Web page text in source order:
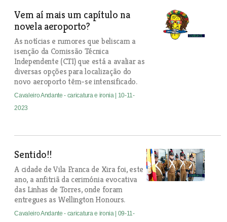
Vem aí mais um capítulo na
novela aeroporto?
As notícias e rumores que beliscam a
isenção da Comissão Técnica
Independente (CTI) que está a avaliar as
diversas opções para localização do
novo aeroporto têm-se intensificado.
Cavaleiro Andante - caricatura e ironia
| 10-11-
2023
Sentido!!
A cidade de Vila Franca de Xira foi, este
ano, a anfitriã da cerimónia evocativa
das Linhas de Torres, onde foram
entregues as Wellington Honours.
Cavaleiro Andante - caricatura e ironia | 09-11-